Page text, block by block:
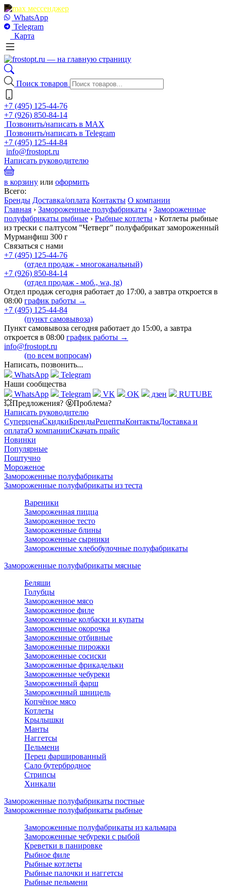
WhatsApp
Telegram
Карта
Поиск товаров
+7 (495) 125-44-76
+7 (926) 850-84-14
Позвонить/написать в MAX
Позвонить/написать в Telegram
+7 (495) 125-44-84
info@frostopt.ru
Написать руководителю
в корзину или оформить
Всего:
Бренды Доставка/оплата Контакты О компании
Главная › Замороженные полуфабрикаты › Замороженные
полуфабрикаты рыбные › Рыбные котлеты › Котлеты рыбные
из трески с палтусом "Четверг" полуфабрикат замороженный
Мурманфиш 300 г
Связаться с нами
+7 (495) 125-44-76
(отдел продаж - многоканальный)
+7 (926) 850-84-14
(отдел продаж - моб., wa, tg)
Отдел продаж сегодня работает до 17:00, а завтра откроется в
08:00 график работы →
+7 (495) 125-44-84
(пункт самовывоза)
Пункт самовывоза сегодня работает до 15:00, а завтра
откроется в 08:00 график работы →
info@frostopt.ru
(по всем вопросам)
Написать, позвонить...
WhatsApp
Telegram
Наши сообщества
WhatsApp
Telegram VK OK дзен
RUTUBE
💥Предложения? 🤬Проблема?
Написать руководителю
СуперценаСкидкиБрендыРецептыКонтактыДоставка и
оплатаО компанииСкачать прайс
Новинки
Популярные
Поштучно
Мороженое
Замороженные полуфабрикаты
Замороженные полуфабрикаты из теста
Вареники
Замороженная пицца
Замороженное тесто
Замороженные блины
Замороженные сырники
Замороженные хлебобулочные полуфабрикаты
Замороженные полуфабрикаты мясные
Беляши
Голубцы
Замороженное мясо
Замороженное филе
Замороженные колбаски и купаты
Замороженные окорочка
Замороженные отбивные
Замороженные пирожки
Замороженные сосиски
Замороженные фрикадельки
Замороженные чебуреки
Замороженный фарш
Замороженный шницель
Копчёное мясо
Котлеты
Крылышки
Манты
Наггетсы
Пельмени
Перец фаршированный
Сало бутербродное
Стрипсы
Хинкали
Замороженные полуфабрикаты постные
Замороженные полуфабрикаты рыбные
Замороженные полуфабрикаты из кальмара
Замороженные чебуреки с рыбой
Креветки в панировке
Рыбное филе
Рыбные котлеты
Рыбные палочки и наггетсы
Рыбные пельмени